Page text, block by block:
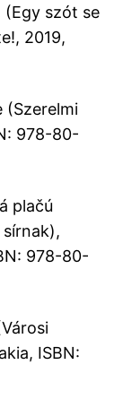
(Egy szót se
2019,
(Szerelmi
978-80-
plačú
978-80-
ISBN: